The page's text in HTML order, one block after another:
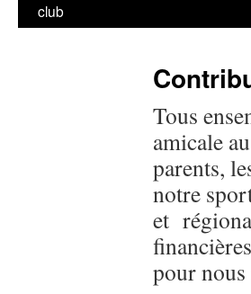
club
Tous
amicale
parents,
notre
et
pour